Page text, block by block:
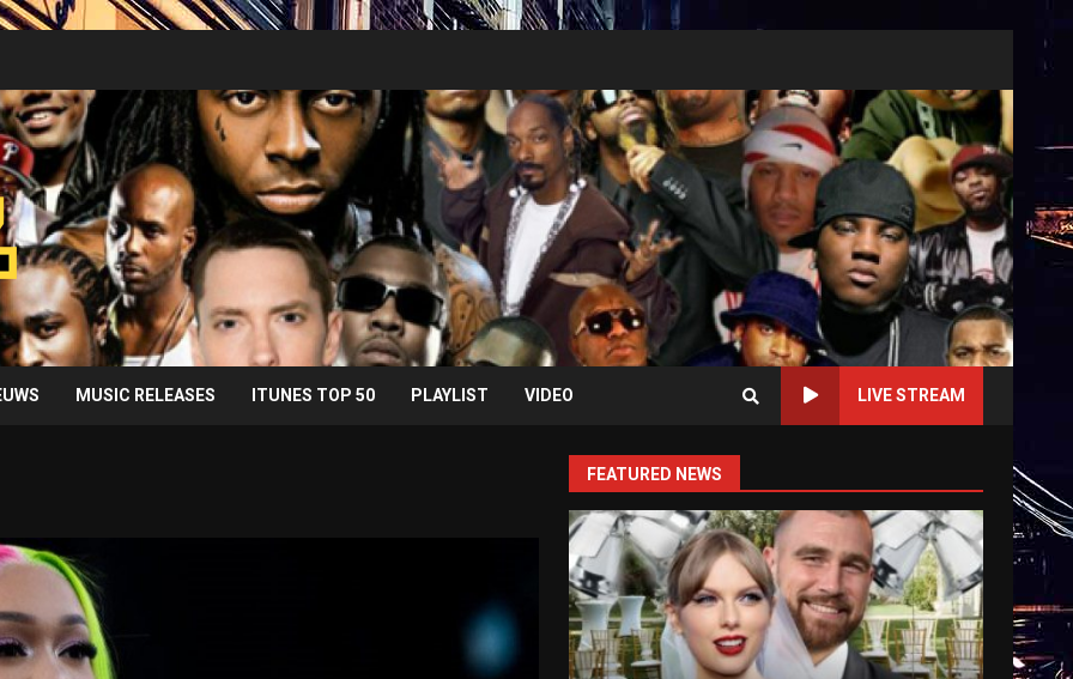
MUSIC RELEASES ITUNES TOP 50 PLAYLIST VIDEO LIVE STREAM
FEATURED NEWS